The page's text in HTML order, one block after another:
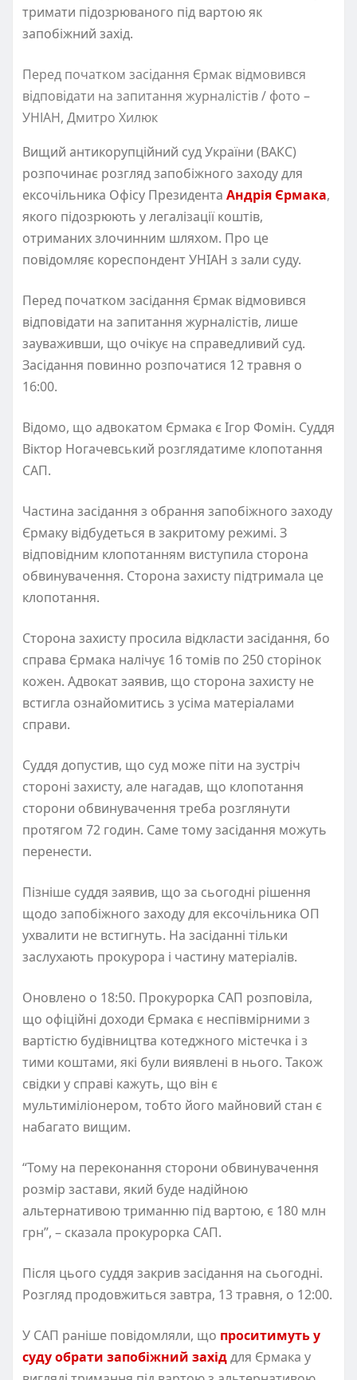
тримати підозрюваного під вартою як
запобіжний захід.
Перед початком засідання Єрмак відмовився
відповідати на запитання журналістів / фото –
УНІАН, Дмитро Хилюк
Вищий антикорупційний суд України (ВАКС)
розпочинає розгляд запобіжного заходу для
ексочільника Офісу Президента Андрія Єрмака,
якого підозрюють у легалізації коштів,
отриманих злочинним шляхом. Про це
повідомляє кореспондент УНІАН з зали суду.
Перед початком засідання Єрмак відмовився
відповідати на запитання журналістів, лише
зауваживши, що очікує на справедливий суд.
Засідання повинно розпочатися 12 травня о
16:00.
Відомо, що адвокатом Єрмака є Ігор Фомін. Суддя
Віктор Ногачевський розглядатиме клопотання
САП.
Частина засідання з обрання запобіжного заходу
Єрмаку відбудеться в закритому режимі. З
відповідним клопотанням виступила сторона
обвинувачення. Сторона захисту підтримала це
клопотання.
Сторона захисту просила відкласти засідання, бо
справа Єрмака налічує 16 томів по 250 сторінок
кожен. Адвокат заявив, що сторона захисту не
встигла ознайомитись з усіма матеріалами
справи.
Суддя допустив, що суд може піти на зустріч
стороні захисту, але нагадав, що клопотання
сторони обвинувачення треба розглянути
протягом 72 годин. Саме тому засідання можуть
перенести.
Пізніше суддя заявив, що за сьогодні рішення
щодо запобіжного заходу для ексочільника ОП
ухвалити не встигнуть. На засіданні тільки
заслухають прокурора і частину матеріалів.
Оновлено о 18:50. Прокурорка САП розповіла,
що офіційні доходи Єрмака є неспівмірними з
вартістю будівництва котеджного містечка і з
тими коштами, які були виявлені в нього. Також
свідки у справі кажуть, що він є
мультиміліонером, тобто його майновий стан є
набагато вищим.
“Тому на переконання сторони обвинувачення
розмір застави, який буде надійною
альтернативою триманню під вартою, є 180 млн
грн”, – сказала прокурорка САП.
Після цього суддя закрив засідання на сьогодні.
Розгляд продовжиться завтра, 13 травня, о 12:00.
У САП раніше повідомляли, що проситимуть у
суду обрати запобіжний західдля Єрмака у